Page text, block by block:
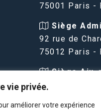
vie privée.
améliorer votre expérience
75001 Paris -
Siège
92 rue de
75012 Paris -
Siège Aix-
Provence :
16 avenue